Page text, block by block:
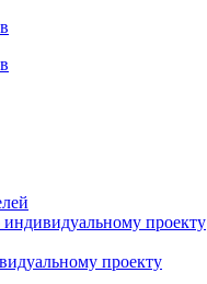
проекту
проекту